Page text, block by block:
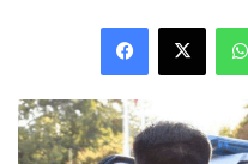
Facebook
X